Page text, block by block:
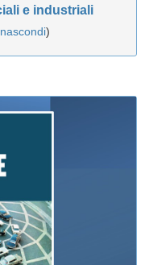
e industriali
)